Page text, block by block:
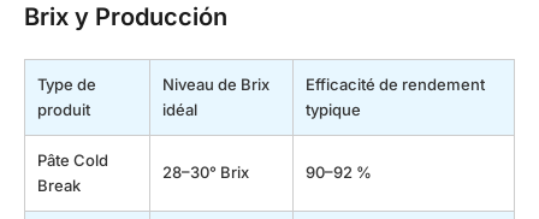
Brix y Producción
Type de
produit
Niveau de Brix
idéal
Efficacité de rendement
typique
Pâte Cold
Break
28–30° Brix 90–92 %